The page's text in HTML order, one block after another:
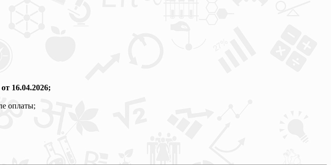
16.04.2026;
оплаты;